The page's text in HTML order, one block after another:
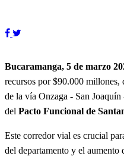
Bucaramanga, 5 de marzo
recursos por $90.000 millones,
de la vía Onzaga - San
del Pacto Funcional de
Este corredor vial es crucial
del departamento y el